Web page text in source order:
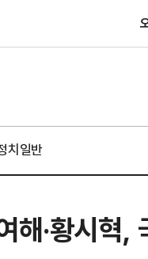
치일반
해·황시혁